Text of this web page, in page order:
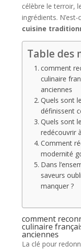
célèbre le terroir,
ingrédients.
cuisine
Table des
comment
culinaire
anciennes
Quels sont
définissent
Quels sont
redécouvrir
Comment
modernité
Dans
saveurs
manquer ?
comment
culinaire
anciennes
La clé pour